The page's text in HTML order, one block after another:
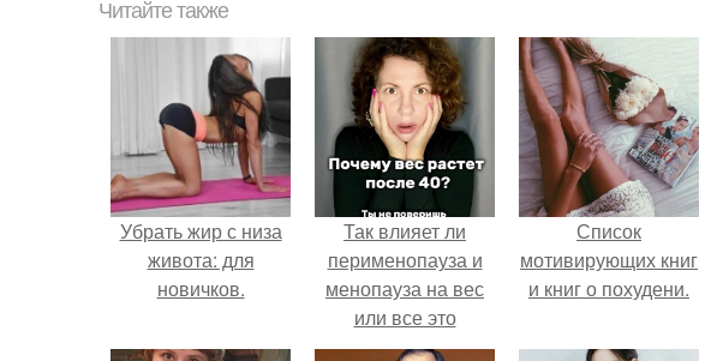
Читайте также
Убрать жир с низа
живота: для
новичков.
Так влияет ли
перименопауза и
менопауза на вес
или все это
ерунда?
Список
мотивирующих книг
и книг о похудени.